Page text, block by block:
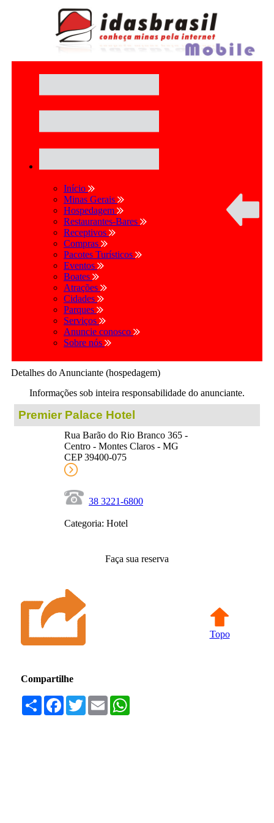
Início
Minas Gerais
Hospedagem
Restaurantes-Bares
Receptivos
Compras
Pacotes Turísticos
Eventos
Boates
Atrações
Cidades
Parques
Serviços
Anuncie conosco
Sobre nós
Detalhes do Anunciante (hospedagem)
Informações sob inteira responsabilidade do anunciante.
Premier Palace Hotel
Rua Barão do Rio Branco 365 -
Centro - Montes Claros - MG
CEP 39400-075
38 3221-6800
Categoria: Hotel
Faça sua reserva
Topo
Compartilhe
Compartilhar
Facebook
TwitterEmail